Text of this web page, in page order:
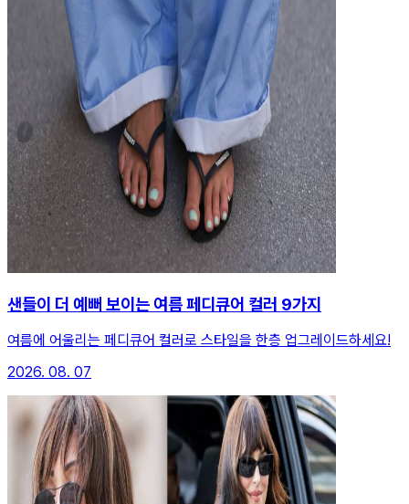
샌들이 더 예뻐 보이는 여름 페디큐어 컬러 9가지
여름에 어울리는 페디큐어 컬러로 스타일을 한층 업그레이드하세요!
2026. 08. 07